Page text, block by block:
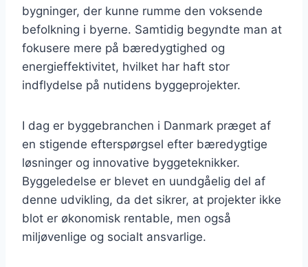
bygninger, der kunne rumme den voksende
befolkning i byerne. Samtidig begyndte man at
fokusere mere på bæredygtighed og
energieffektivitet, hvilket har haft stor
indflydelse på nutidens byggeprojekter.
I dag er byggebranchen i Danmark præget af
en stigende efterspørgsel efter bæredygtige
løsninger og innovative byggeteknikker.
Byggeledelse er blevet en uundgåelig del af
denne udvikling, da det sikrer, at projekter ikke
blot er økonomisk rentable, men også
miljøvenlige og socialt ansvarlige.